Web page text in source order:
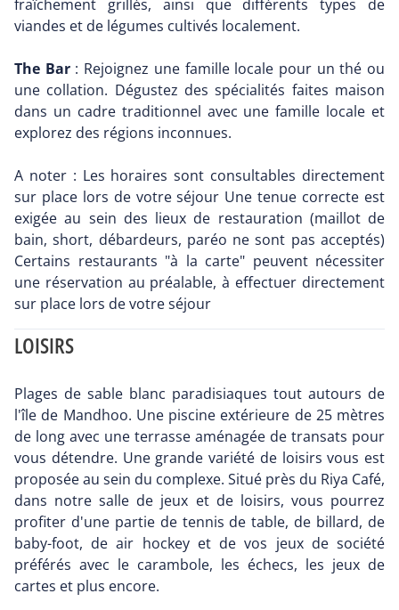
fraîchement grillés, ainsi que différents types de
viandes et de légumes cultivés localement.
The Bar: Rejoignez une famille locale pour un thé ou
une collation. Dégustez des spécialités faites maison
dans un cadre traditionnel avec une famille locale et
explorez des régions inconnues.
A noter : Les horaires sont consultables directement
sur place lors de votre séjour Une tenue correcte est
exigée au sein des lieux de restauration (maillot de
bain, short, débardeurs, paréo ne sont pas acceptés)
Certains restaurants "à la carte" peuvent nécessiter
une réservation au préalable, à effectuer directement
sur place lors de votre séjour
LOISIRS
Plages de sable blanc paradisiaques tout autours de
l'île de Mandhoo. Une piscine extérieure de 25 mètres
de long avec une terrasse aménagée de transats pour
vous détendre. Une grande variété de loisirs vous est
proposée au sein du complexe. Situé près du Riya Café,
dans notre salle de jeux et de loisirs, vous pourrez
profiter d'une partie de tennis de table, de billard, de
baby-foot, de air hockey et de vos jeux de société
préférés avec le carambole, les échecs, les jeux de
cartes et plus encore.